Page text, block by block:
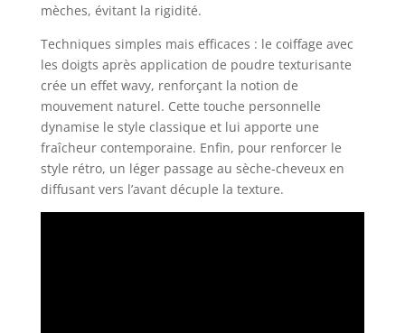
mèches, évitant la rigidité.
Techniques simples mais efficaces : le coiffage avec
les doigts après application de poudre texturisante
crée un effet wavy, renforçant la notion de
mouvement naturel. Cette touche personnelle
dynamise le style classique et lui apporte une
fraîcheur contemporaine. Enfin, pour renforcer le
style rétro, un léger passage au sèche-cheveux en
diffusant vers l’avant décuple la texture.